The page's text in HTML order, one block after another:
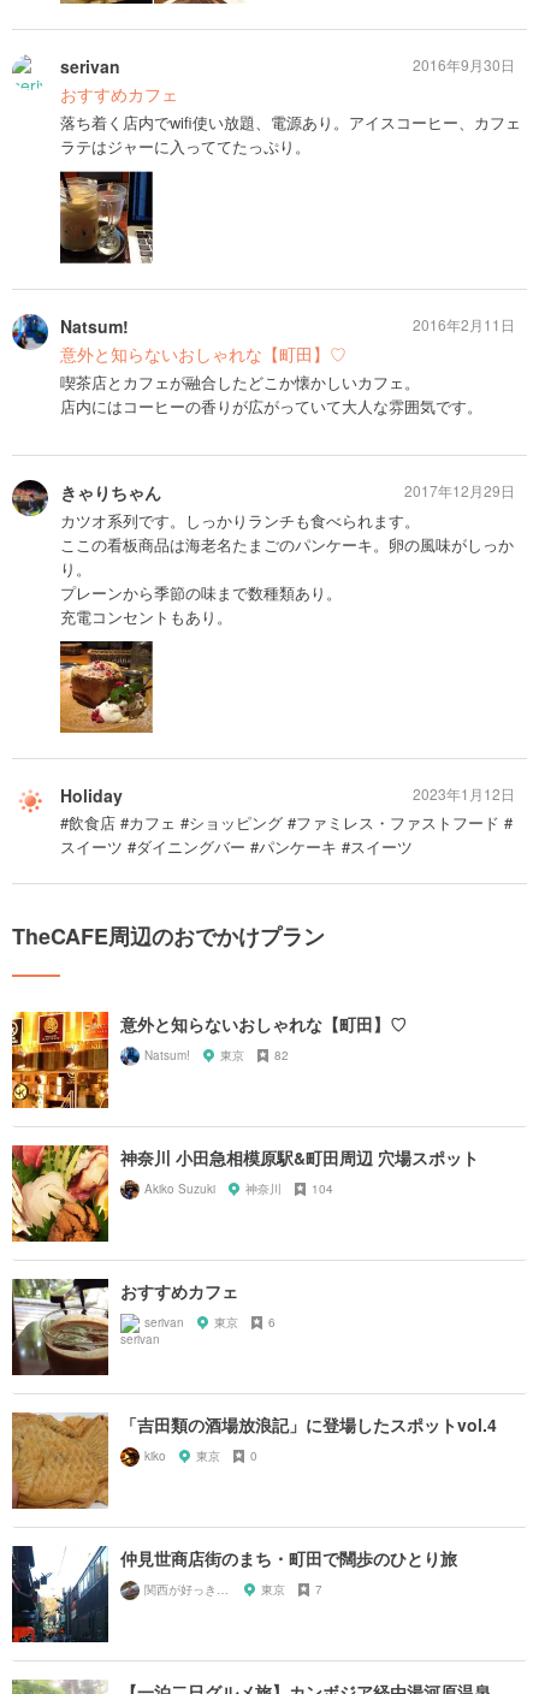
serivan
おすすめカフェ
落ち着く店内でwifi使い放題、電源あり。アイスコーヒー、カフェ
ラテはジャーに入っててたっぷり。
2016年9月30日
Natsum!
意外と知らないおしゃれな【町田】♡
喫茶店とカフェが融合したどこか懐かしいカフェ。
店内にはコーヒーの香りが広がっていて大人な雰囲気です。
2016年2月11日
きゃりちゃん
カツオ系列です。しっかりランチも食べられます。
ここの看板商品は海老名たまごのパンケーキ。卵の風味がしっか
り。
プレーンから季節の味まで数種類あり。
充電コンセントもあり。
2017年12月29日
Holiday
#飲食店 #カフェ #ショッピング #ファミレス・ファストフード #
スイーツ #ダイニングバー #パンケーキ #スイーツ
2023年1月12日
TheCAFE周辺のおでかけプラン
意外と知らないおしゃれな【町田】♡
Natsum! 東京 82
神奈川 小田急相模原駅&町田周辺 穴場スポット
Akiko Suzuki 神奈川 104
おすすめカフェ
serivan 東京 6
「吉田類の酒場放浪記」に登場したスポットvol.4
kiko 東京 0
仲見世商店街のまち・町田で闊歩のひとり旅
関西が好っきゃねん 東京 7